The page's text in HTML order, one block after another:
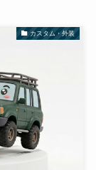
カスタム・外装